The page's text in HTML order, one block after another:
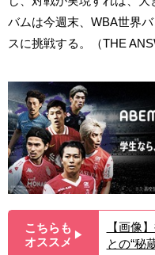
バムは今週末、WBA世界
スに挑戦する。（THE
こちらも
オススメ ▶︎
【画像
との“秘